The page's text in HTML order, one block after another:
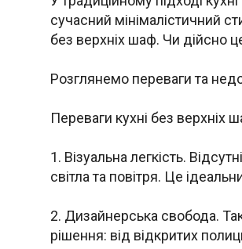
сучасний мінімалістичний
без верхніх шаф. Чи дійсно
Розглянемо переваги та
Переваги кухні без верхніх
1. Візуальна легкість.
світла та повітря. Це
2. Дизайнерська свобода.
рішення: від відкритих